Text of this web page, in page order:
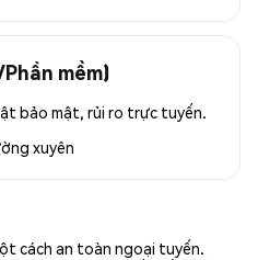
mềm)
bảo mật, rủi ro trực tuyến.
xuyên
cách an toàn ngoại tuyến.